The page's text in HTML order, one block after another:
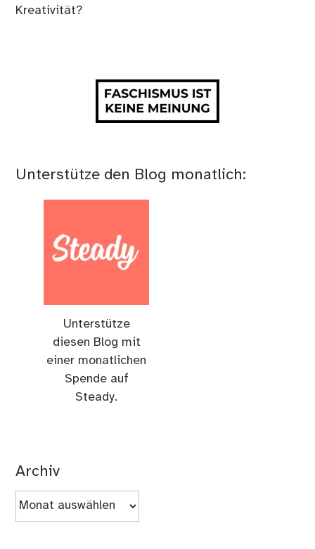
Kreativität?
Unterstütze den Blog monatlich:
Unterstütze
diesen Blog mit
einer monatlichen
Spende auf
Steady.
Archiv
Archiv